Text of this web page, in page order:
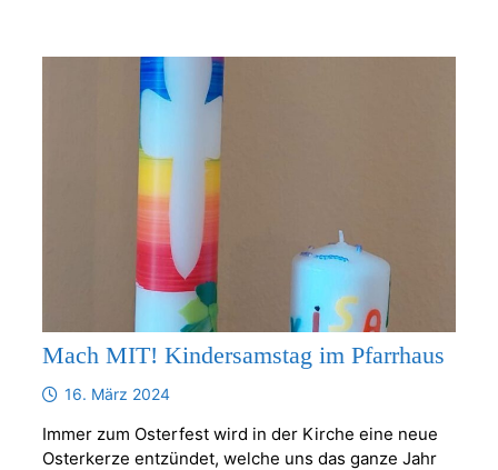
Mach MIT! Kindersamstag im Pfarrhaus
16. März 2024
Immer zum Osterfest wird in der Kirche eine neue
Osterkerze entzündet, welche uns das ganze Jahr